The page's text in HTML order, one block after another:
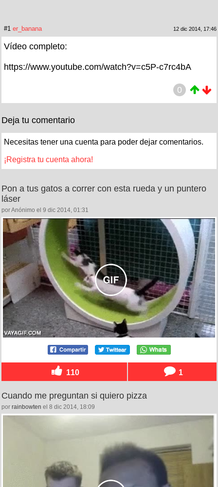
#1 er_banana 12 dic 2014, 17:46
Vídeo completo:
https://www.youtube.com/watch?v=c5P-c7rc4bA
0
Deja tu comentario
Necesitas tener una cuenta para poder dejar comentarios.
¡Registra tu cuenta ahora!
Pon a tus gatos a correr con esta rueda y un puntero
láser
por Anónimo el 9 dic 2014, 01:31
110 1
Cuando me preguntan si quiero pizza
por rainbowten el 8 dic 2014, 18:09